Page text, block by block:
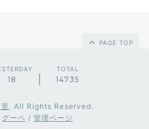
PAGE TOP
18
TOTAL
14735
. All Rights Reserved.
グーペ / 管理ページ